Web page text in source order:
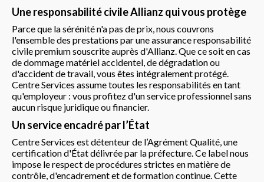
Une responsabilité civile Allianz qui vous protège
Parce que la sérénité n'a pas de prix, nous couvrons
l'ensemble des prestations par une assurance responsabilité
civile premium souscrite auprès d'Allianz. Que ce soit en cas
de dommage matériel accidentel, de dégradation ou
d'accident de travail, vous êtes intégralement protégé.
Centre Services assume toutes les responsabilités en tant
qu'employeur : vous profitez d'un service professionnel sans
aucun risque juridique ou financier.
Un service encadré par l’État
Centre Services est détenteur de l’Agrément Qualité, une
certification d'État délivrée par la préfecture. Ce label nous
impose le respect de procédures strictes en matière de
contrôle, d'encadrement et de formation continue. Cette